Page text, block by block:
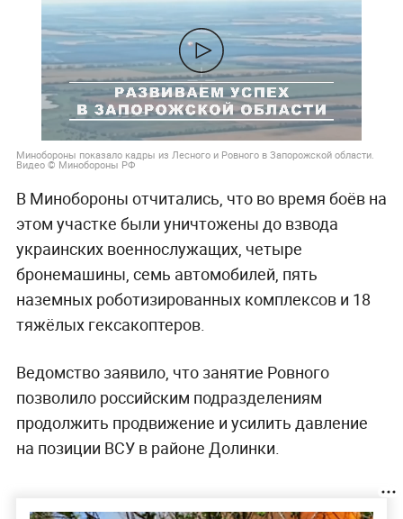
Минобороны показало кадры из Лесного и Ровного в Запорожской области.
Видео © Минобороны РФ
В Минобороны отчитались, что во время боёв на
этом участке были уничтожены до взвода
украинских военнослужащих, четыре
бронемашины, семь автомобилей, пять
наземных роботизированных комплексов и 18
тяжёлых гексакоптеров.
Ведомство заявило, что занятие Ровного
позволило российским подразделениям
продолжить продвижение и усилить давление
на позиции ВСУ в районе Долинки.